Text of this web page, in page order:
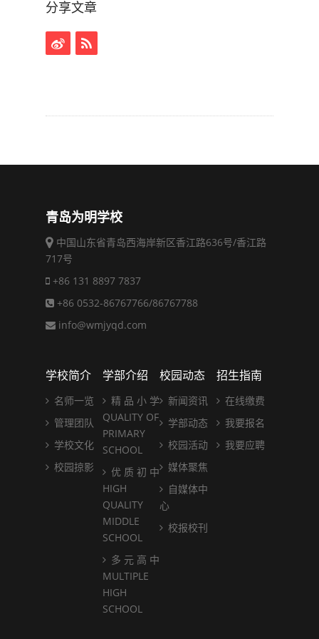
分享文章
青岛为明学校
中国山东省青岛西海岸新区香江路636号/香江路
717号
+86 131 8897 7837
+86 0532-86767766/86767788
info@wmjyqd.com
学校简介
名师一览
管理团队
学校文化
校园掠影
学部介绍
精 品 小 学
QUALITY OF
PRIMARY
SCHOOL
优 质 初 中
HIGH
QUALITY
MIDDLE
SCHOOL
多 元 高 中
MULTIPLE
HIGH
SCHOOL
校园动态
新闻资讯
学部动态
校园活动
媒体聚焦
自媒体中
心
校报校刊
招生指南
在线缴费
我要报名
我要应聘